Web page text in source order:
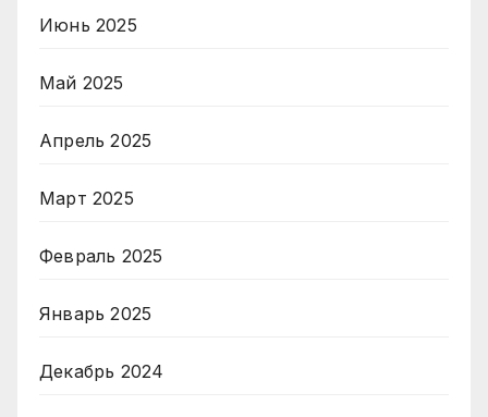
Июнь 2025
Май 2025
Апрель 2025
Март 2025
Февраль 2025
Январь 2025
Декабрь 2024